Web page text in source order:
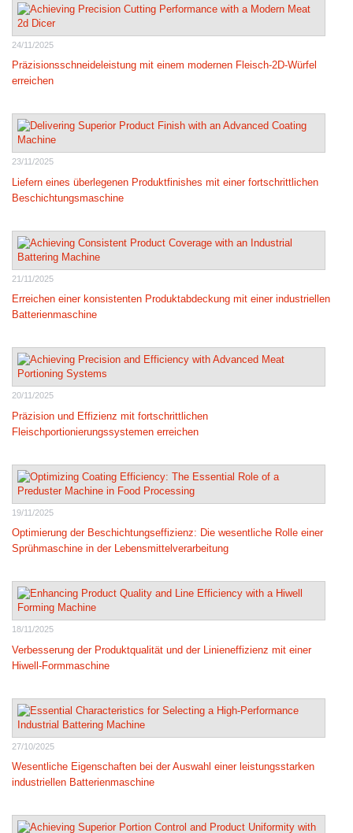
24/11/2025
Präzisionsschneideleistung mit einem modernen Fleisch-2D-Würfel
erreichen
23/11/2025
Liefern eines überlegenen Produktfinishes mit einer fortschrittlichen
Beschichtungsmaschine
21/11/2025
Erreichen einer konsistenten Produktabdeckung mit einer industriellen
Batterienmaschine
20/11/2025
Präzision und Effizienz mit fortschrittlichen
Fleischportionierungssystemen erreichen
19/11/2025
Optimierung der Beschichtungseffizienz: Die wesentliche Rolle einer
Sprühmaschine in der Lebensmittelverarbeitung
18/11/2025
Verbesserung der Produktqualität und der Linieneffizienz mit einer
Hiwell-Formmaschine
27/10/2025
Wesentliche Eigenschaften bei der Auswahl einer leistungsstarken
industriellen Batterienmaschine